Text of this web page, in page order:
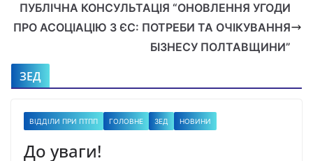
ПУБЛІЧНА КОНСУЛЬТАЦІЯ “ОНОВЛЕННЯ УГОДИ
ПРО АСОЦІАЦІЮ З ЄС: ПОТРЕБИ ТА ОЧІКУВАННЯ
БІЗНЕСУ ПОЛТАВЩИНИ”
ЗЕД
ВІДДІЛИ ПРИ ПТПП ГОЛОВНЕ ЗЕД НОВИНИ
До уваги!